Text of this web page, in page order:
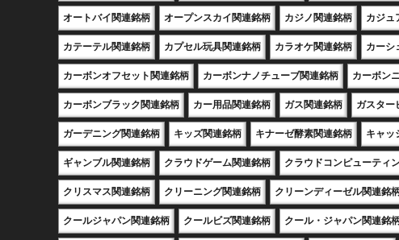
オートバイ関連銘柄 オープンスカイ関連銘柄 カジノ関連銘柄 カジュ
カテーテル関連銘柄 カプセル玩具関連銘柄 カラオケ関連銘柄 カーシ
カーボンオフセット関連銘柄 カーボンナノチューブ関連銘柄 カーボン
カーボンブラック関連銘柄 カー用品関連銘柄 ガス関連銘柄 ガスター
ガーデニング関連銘柄 キッズ関連銘柄 キナーゼ酵素関連銘柄 キャッ
ギャンブル関連銘柄 クラウドゲーム関連銘柄 クラウドコンピューティ
クリスマス関連銘柄 クリーニング関連銘柄 クリーンディーゼル関連銘
クールジャパン関連銘柄 クールビズ関連銘柄 クール・ジャパン関連銘